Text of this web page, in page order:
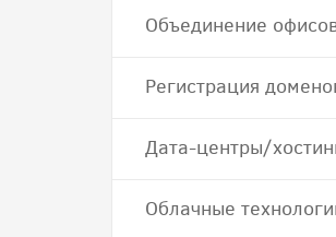
Объединение
Регистрация
Дата-центры/
Облачные